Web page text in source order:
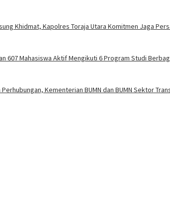
Khidmat, Kapolres Toraja Utara Komitmen Jaga
607 Mahasiswa Aktif Mengikuti 6 Program Studi
Kementerian BUMN dan BUMN Sektor